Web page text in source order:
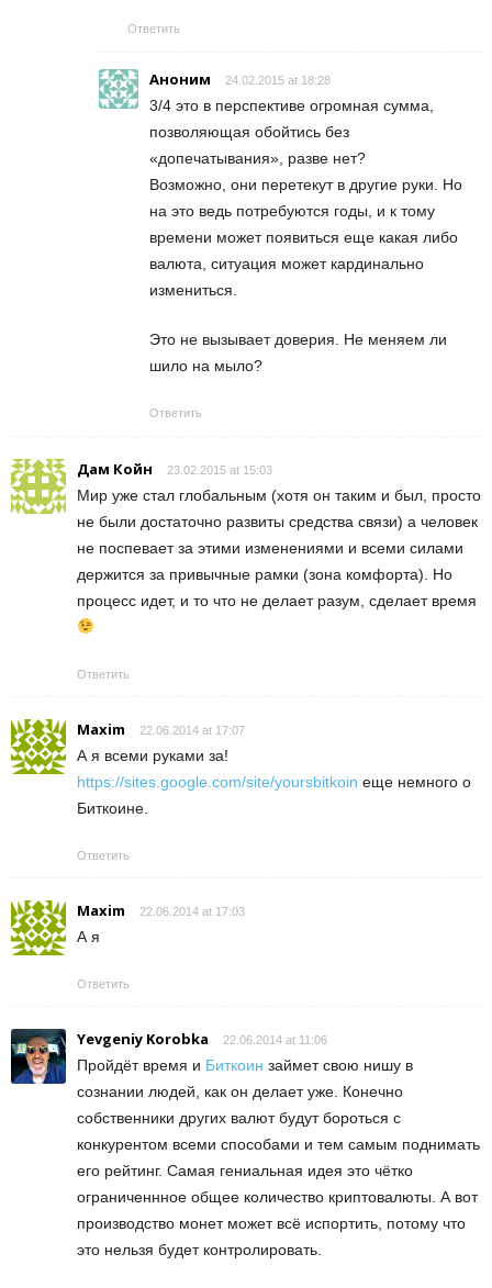
Ответить
Аноним 24.02.2015 at 18:28
3/4 это в перспективе огромная сумма,
позволяющая обойтись без
«допечатывания», разве нет?
Возможно, они перетекут в другие руки. Но
на это ведь потребуются годы, и к тому
времени может появиться еще какая либо
валюта, ситуация может кардинально
измениться.
Это не вызывает доверия. Не меняем ли
шило на мыло?
Ответить
Дам Койн 23.02.2015 at 15:03
Мир уже стал глобальным (хотя он таким и был, просто
не были достаточно развиты средства связи) а человек
не поспевает за этими изменениями и всеми силами
держится за привычные рамки (зона комфорта). Но
процесс идет, и то что не делает разум, сделает время
Ответить
Maxim 22.06.2014 at 17:07
А я всеми руками за!
https://sites.google.com/site/yoursbitkoin еще немного о
Биткоине.
Ответить
Maxim 22.06.2014 at 17:03
А я
Ответить
Yevgeniy Korobka 22.06.2014 at 11:06
Пройдёт время и Биткоин займет свою нишу в
сознании людей, как он делает уже. Конечно
собственники других валют будут бороться с
конкурентом всеми способами и тем самым поднимать
его рейтинг. Самая гениальная идея это чётко
ограниченнное общее количество криптовалюты. А вот
производство монет может всё испортить, потому что
это нельзя будет контролировать.